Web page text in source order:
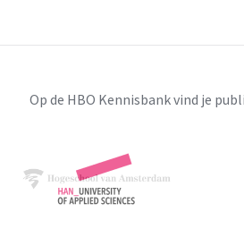
Op de HBO Kennisbank vind je